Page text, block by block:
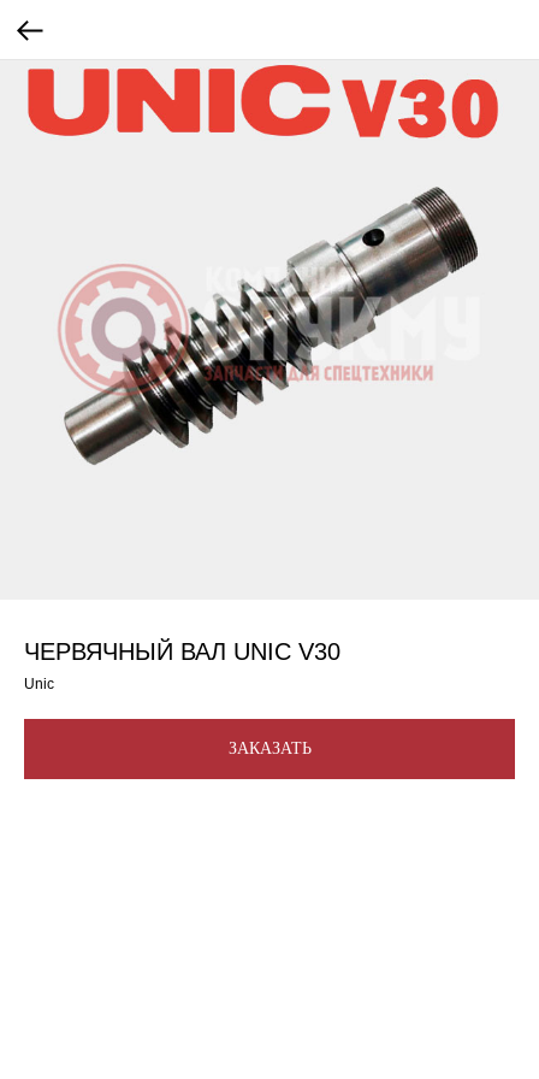
ЧЕРВЯЧНЫЙ ВАЛ UNIC V30
Unic
ЗАКАЗАТЬ